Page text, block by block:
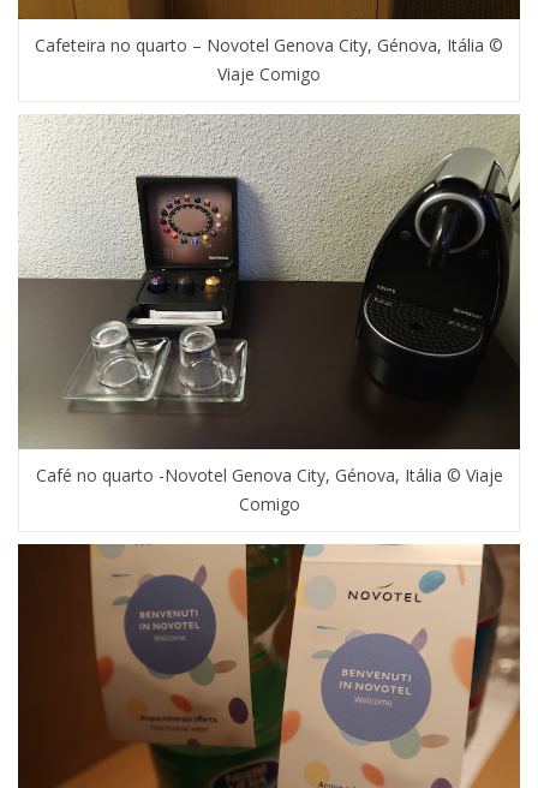
Cafeteira no quarto – Novotel Genova City, Génova, Itália ©
Viaje Comigo
Café no quarto -Novotel Genova City, Génova, Itália © Viaje
Comigo